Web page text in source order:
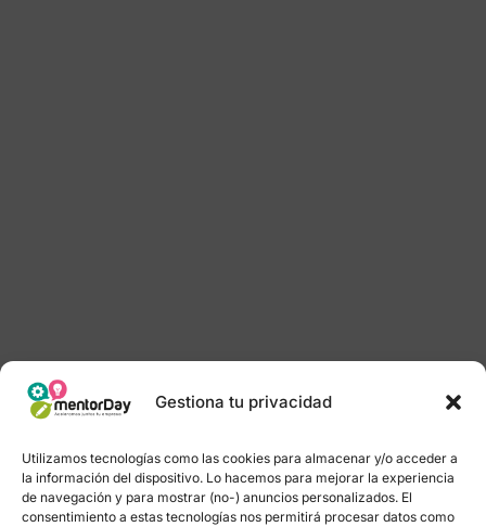
Gestiona tu privacidad
Utilizamos tecnologías como las cookies para almacenar y/o acceder a
la información del dispositivo. Lo hacemos para mejorar la experiencia
de navegación y para mostrar (no-) anuncios personalizados. El
consentimiento a estas tecnologías nos permitirá procesar datos como